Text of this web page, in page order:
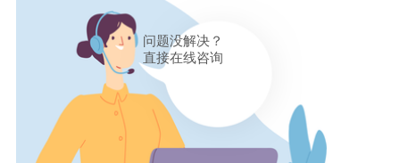
问题没解决？
直接在线咨询